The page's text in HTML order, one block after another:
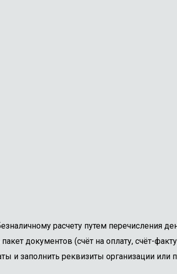
расчету путем перечисления
документов (счёт на оплату, счёт-
и заполнить реквизиты организации или